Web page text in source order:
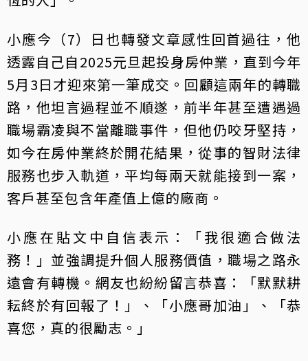
小應今（7）日也轉發文章感性回首過往，他
透露自己自2025元旦起投身房仲業，直到今年
5月3日才迎來第一筆成交。回顧這兩年的轉職
路，他坦言過程並不順遂，前半年甚至遭遇過
職場霸凌與不當離職事件，但他仍咬牙堅持，
如今在房仲業終於開花結果，從事的智財法律
服務也步入軌道，平均每兩天就能接到一案，
客戶甚至包含年產值上億的廠商。
小應在貼文中自信表示：「我很適合做法
務！」並強調提升個人服務價值，職場之路永
遠會有轉機。網友也紛紛留言恭喜：「默默耕
耘終於有回報了！」、「小應哥加油」、「恭
喜您，真的很勵志。」